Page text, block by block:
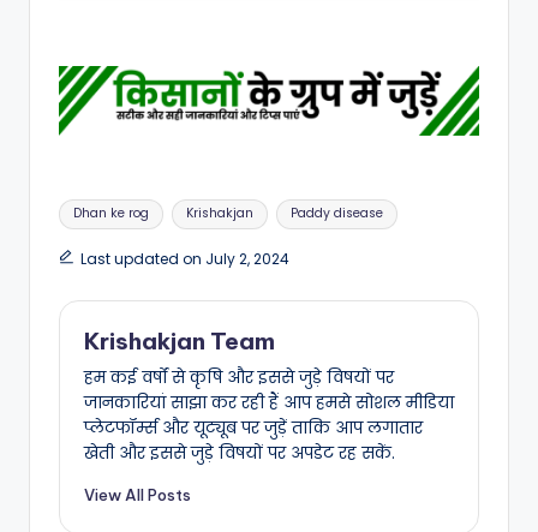
Tags:
Dhan ke rog Krishakjan Paddy disease
Last updated on July 2, 2024
Krishakjan Team
हम कई वर्षों से कृषि और इससे जुड़े विषयों पर
जानकारियां साझा कर रही हैं आप हमसे सोशल मीडिया
प्लेटफॉर्म्स और यूट्यूब पर जुड़ें ताकि आप लगातार
खेती और इससे जुड़े विषयों पर अपडेट रह सकें.
View All Posts